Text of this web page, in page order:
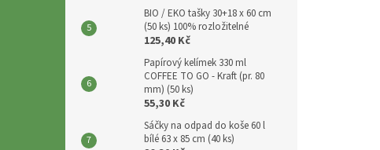
BIO / EKO tašky 30+18 x 60 cm
(50 ks) 100% rozložitelné
125,40 Kč
Papírový kelímek 330 ml
COFFEE TO GO - Kraft (pr. 80
mm) (50 ks)
55,30 Kč
Sáčky na odpad do koše 60 l
bílé 63 x 85 cm (40 ks)